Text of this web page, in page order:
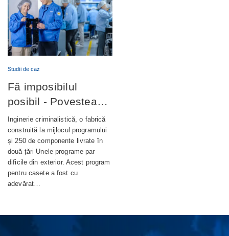
Studii de caz
Fă imposibilul
posibil - Povestea
completă din spatele
unui terminal bancar
de autoservire de
nouă generație
Inginerie criminalistică, o fabrică
construită la mijlocul programului
și 250 de componente livrate în
două țări Unele programe par
dificile din exterior. Acest program
pentru casete a fost cu
adevărat…